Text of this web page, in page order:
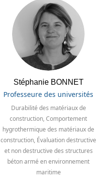
Stéphanie BONNET
Professeure des universités
Durabilité des matériaux de
construction, Comportement
hygrothermique des matériaux de
construction, Évaluation destructive
et non destructive des structures
béton armé en environnement
maritime